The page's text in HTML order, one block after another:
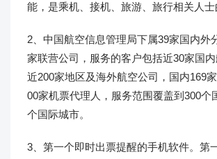
能，是乘机、接机、旅游、旅行相关人士
2、中国航空信息管理局下属39家国内外
家联营公司，服务的客户包括近30家国
近200家地区及海外航空公司，国内169
00家机票代理人，服务范围覆盖到300个
个国际城市。
3、第一个即时出票提醒的手机软件。第